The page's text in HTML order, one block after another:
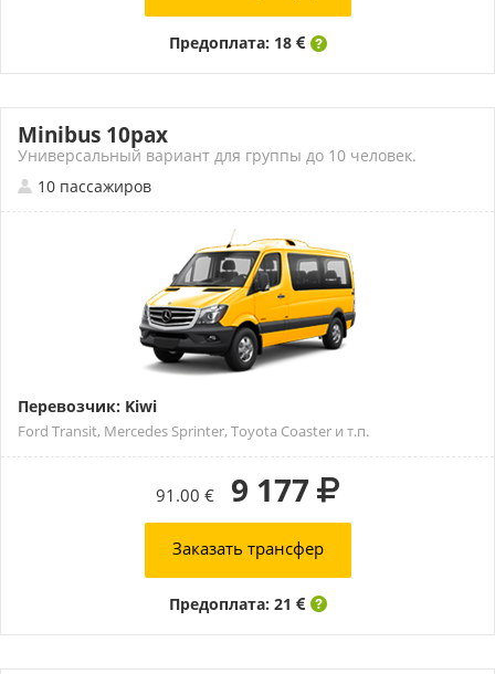
Предоплата: 18
Minibus 10pax
Универсальный вариант для группы до 10 человек.
10 пассажиров
Перевозчик: Kiwi
Ford Transit, Mercedes Sprinter, Toyota Coaster и т.п.
91.00 € 9 177
Заказать трансфер
Предоплата: 21